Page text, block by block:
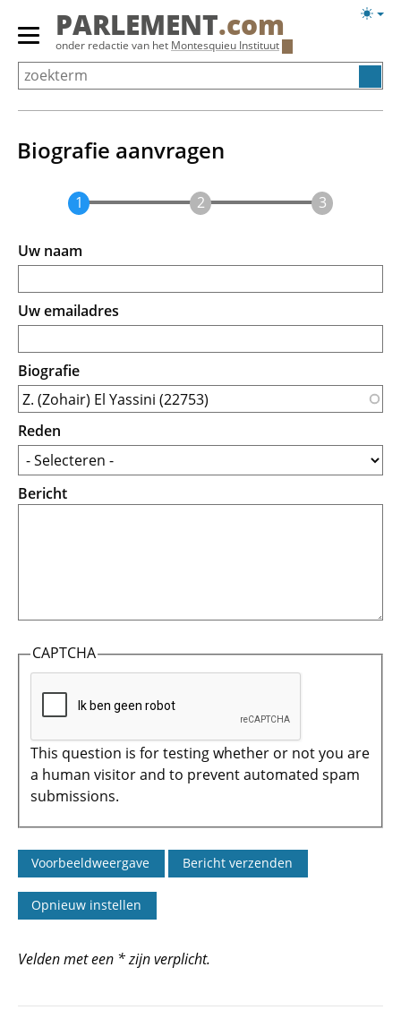
Overslaan
Primair
menu
tonen/verbergen
PARLEMENT.com
onder redactie van het Montesquieu Instituut
Biografie aanvragen
Uw naam
Uw emailadres
Biografie
Reden
Bericht
CAPTCHA
This question is for testing whether or not you are
a human visitor and to prevent automated spam
submissions.
Velden met een * zijn verplicht.